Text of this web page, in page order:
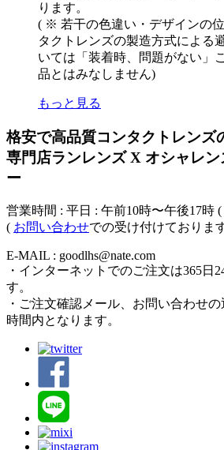
ります。
( ※ 若干の色違い・デザインの
タクトレンズの製造方式による
いては「装着時、問題がない」
品とはみなしません)
もっと見る
格安で高品質コンタクトレンズ
専門店ランレンズ X オシャレ
ー
営業時間 : 平日 : 午前10時〜午後17時
( お問い合わせでの受け付けておりま
E-MAIL : goodlhs@nate.com
・インターネットでのご注文は365日
す。
・ご注文確認メール、お問い合わせ
時間内となります。